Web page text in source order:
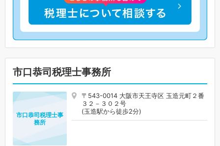
市口恭司税理士事務所
〒543-0014 大阪市天王寺区 玉造元町２番
３２－３０２号
(玉造駅から徒歩2分)
市口恭司税理士事
務所